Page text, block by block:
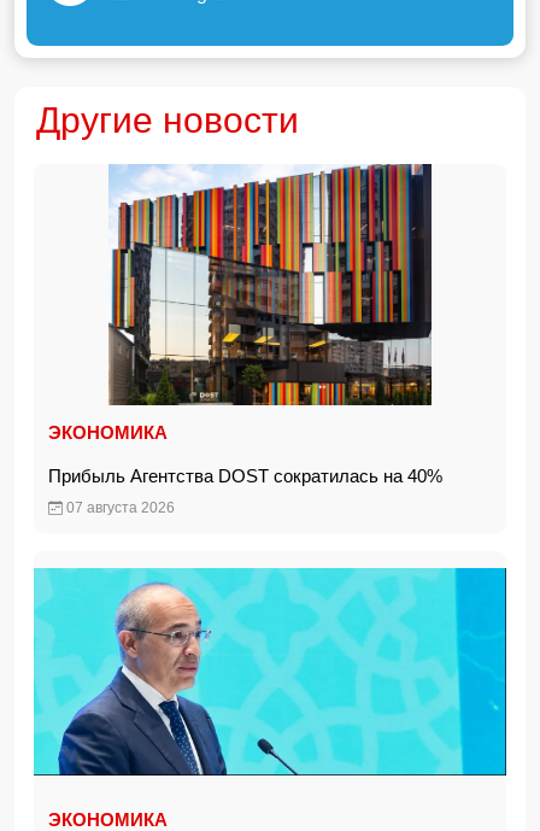
Другие новости
ЭКОНОМИКА
Прибыль Агентства DOST сократилась на 40%
07 августа 2026
ЭКОНОМИКА